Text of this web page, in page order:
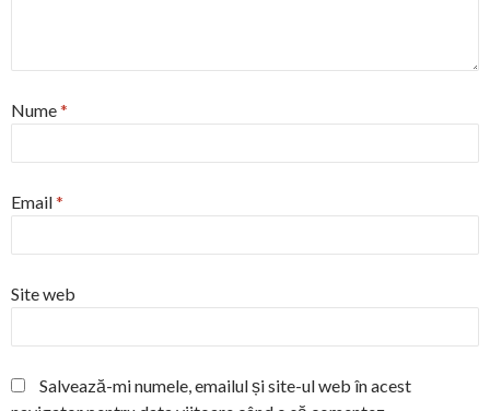
Nume*
Email*
Site web
Salvează-mi numele, emailul și site-ul web în acest